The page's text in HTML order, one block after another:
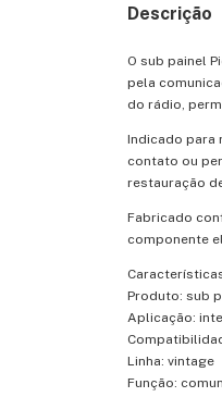
Descrição
O sub painel
pela
do rádio,
Indicado para
contato ou
restauração
Fabricado
componente
Produto: sub
Aplicação:
Linha: vintage
Função: